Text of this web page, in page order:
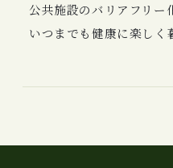
公共施設のバリアフリー
いつまでも健康に楽しく